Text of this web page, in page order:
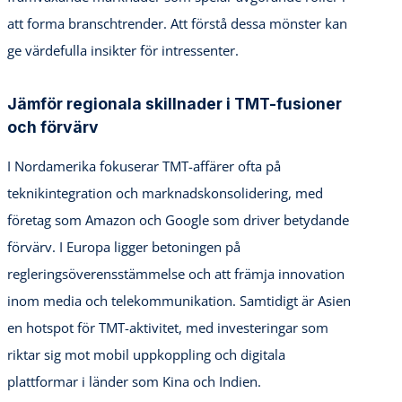
att forma branschtrender. Att förstå dessa mönster kan
ge värdefulla insikter för intressenter.
Jämför regionala skillnader i TMT-fusioner
och förvärv
I Nordamerika fokuserar TMT-affärer ofta på
teknikintegration och marknadskonsolidering, med
företag som Amazon och Google som driver betydande
förvärv. I Europa ligger betoningen på
regleringsöverensstämmelse och att främja innovation
inom media och telekommunikation. Samtidigt är Asien
en hotspot för TMT-aktivitet, med investeringar som
riktar sig mot mobil uppkoppling och digitala
plattformar i länder som Kina och Indien.